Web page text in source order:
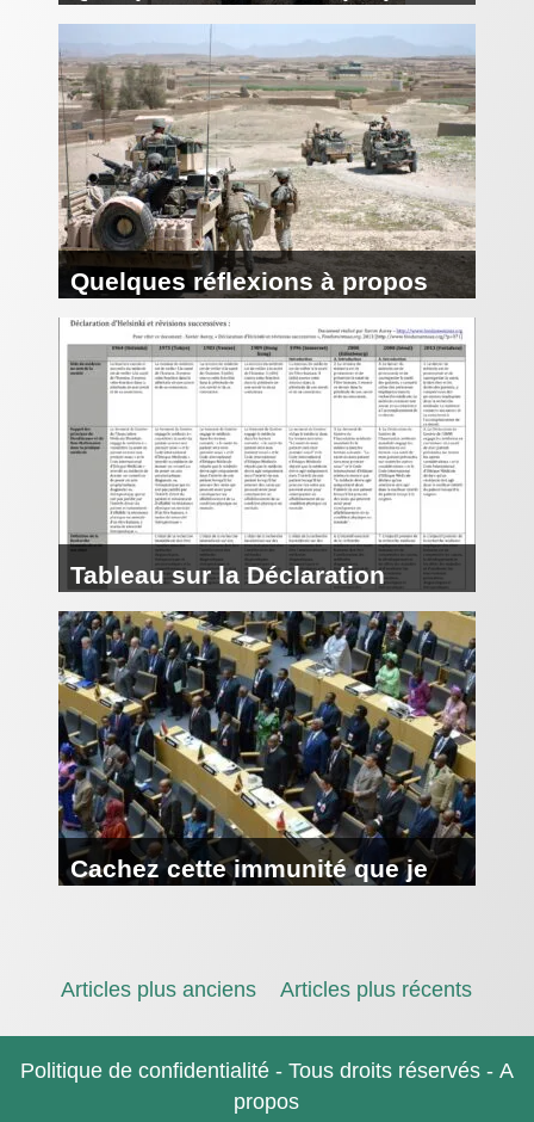
du Calaisis, du traitement
juridique des exilés, du juge
administratif et du CGLPL
Quelques réflexions à propos
de l’arrêtSerdar Mohammed vs
Secretary of State[2015] EWCA
Civ 843
Tableau sur la Déclaration
d’Helsinki et ses révisions
Cachez cette immunité que je
NAVIGATION
DES
ARTICLES
Articles plus anciens Articles plus récents
Politique de confidentialité- Tous droits réservés - A
propos